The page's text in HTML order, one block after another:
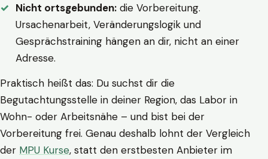
Nicht ortsgebunden: die Vorbereitung.
Ursachenarbeit, Veränderungslogik und
Gesprächstraining hängen an dir, nicht an einer
Adresse.
Praktisch heißt das: Du suchst dir die
Begutachtungsstelle in deiner Region, das Labor in
Wohn- oder Arbeitsnähe – und bist bei der
Vorbereitung frei. Genau deshalb lohnt der Vergleich
der MPU Kurse, statt den erstbesten Anbieter im